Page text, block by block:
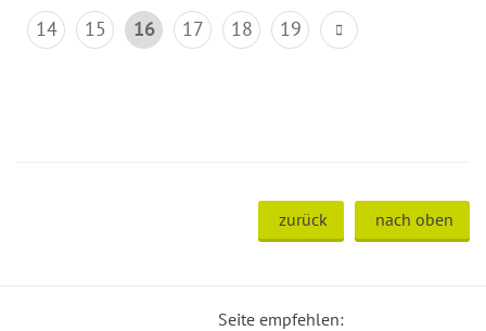
14
15 16 17 18 19
zurück nach oben
Seite empfehlen: